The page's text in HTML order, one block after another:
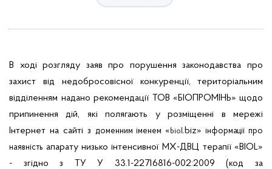
В ході розгляду заяв про порушення законодавства про
захист від недобросовісної конкуренції,
територіальним
відділенням надано рекомендації
ТОВ «БІОПРОМІНЬ» щодо
припинення дій, які полягають у розміщенні в мережі
Інтернет на сайті здоменним іменем «biol.biz» інформації про
наявність апарату низько інтенсивної МХ-ДВЦ терапії «BIOL»
- згідно з ТУ У 33.1-22716816-002:2009 (код за